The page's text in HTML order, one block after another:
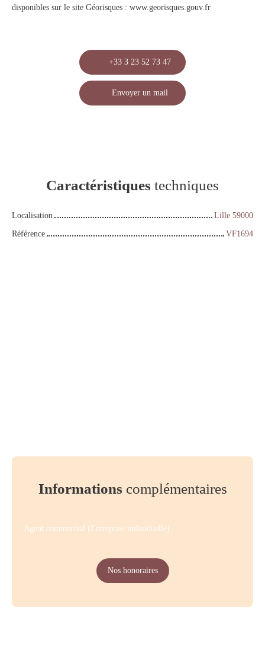
disponibles sur le site Géorisques : www.georisques.gouv.fr
+33 3 23 52 73 47
Envoyer un mail
Caractéristiques techniques
Localisation
Lille 59000
Référence
VF1694
Informations complémentaires
Agent commercial (Entreprise individuelle)
Nos honoraires